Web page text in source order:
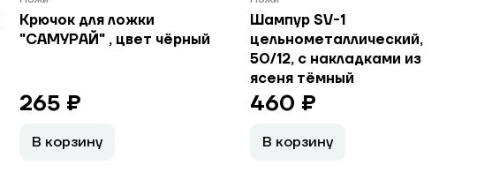
Крючок для ложки
"САМУРАЙ" , цвет чёрный
265 ₽
В корзину
Шампур SV-1
цельнометаллический,
50/12, с накладками из
ясеня тёмный
460 ₽
В корзину